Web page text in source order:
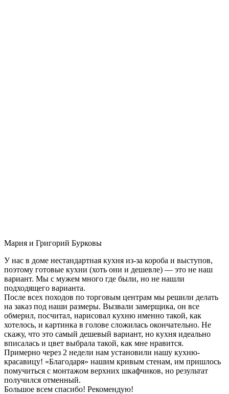
Мария и Григорий Бурковы
У нас в доме нестандартная кухня из-за короба и выступов,
поэтому готовые кухни (хоть они и дешевле) — это не наш
вариант. Мы с мужем много где были, но не нашли
подходящего варианта.
После всех походов по торговым центрам мы решили делать
на заказ под наши размеры. Вызвали замерщика, он все
обмерил, посчитал, нарисовал кухню именно такой, как
хотелось, и картинка в голове сложилась окончательно. Не
скажу, что это самый дешевый вариант, но кухня идеально
вписалась и цвет выбрала такой, как мне нравится.
Примерно через 2 недели нам установили нашу кухню-
красавицу! «Благодаря» нашим кривым стенам, им пришлось
помучиться с монтажом верхних шкафчиков, но результат
получился отменный.
Большое всем спасибо! Рекомендую!